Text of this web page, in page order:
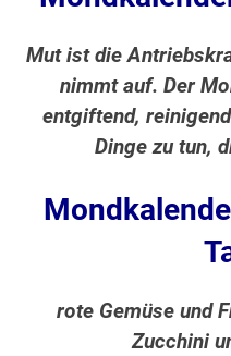
Mut ist die
nimmt auf. Der
entgiftend,
Dinge zu tun,
rote Gemüse und
Zucchini